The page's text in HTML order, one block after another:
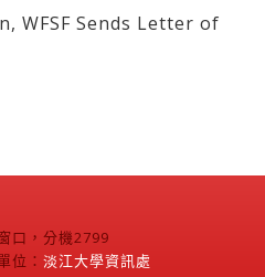
WFSF Sends Letter of
口，分機2799
位： 淡江大學資訊處